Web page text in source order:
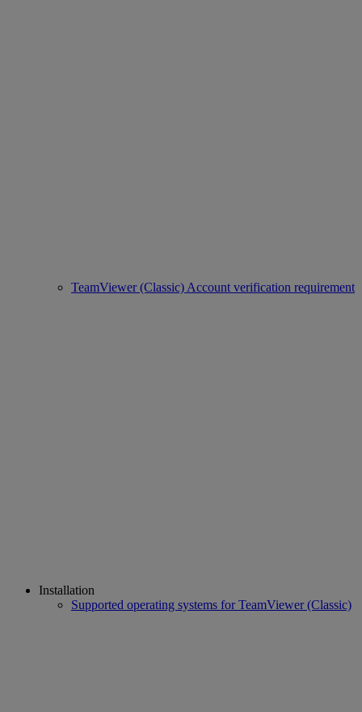
TeamViewer (Classic) Account verification requirement
Installation
Supported operating systems for TeamViewer (Classic)